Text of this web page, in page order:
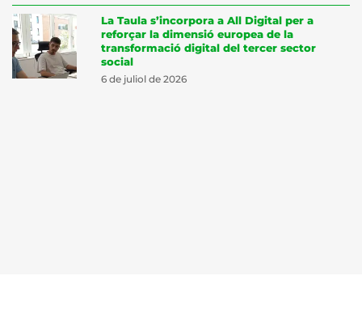
La Taula s’incorpora a All Digital per a
reforçar la dimensió europea de la
transformació digital del tercer sector
social
6 de juliol de 2026